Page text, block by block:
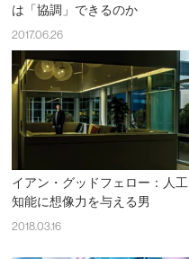
は「協調」できるのか
2017.06.26
イアン・グッドフェロー：人工
知能に想像力を与える男
2018.03.16